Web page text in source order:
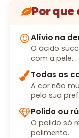
Por
Alívio na
O ácido
com a pele.
Todas as
A cor não
pela sua
Polido ou
O polido só
polimento.